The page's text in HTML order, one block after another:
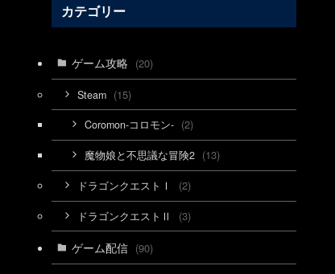
カテゴリー
ゲーム攻略
Steam (15)
Coromon-コロモン- (2)
魔物娘と不思議な冒険2
ドラゴンクエストⅠ